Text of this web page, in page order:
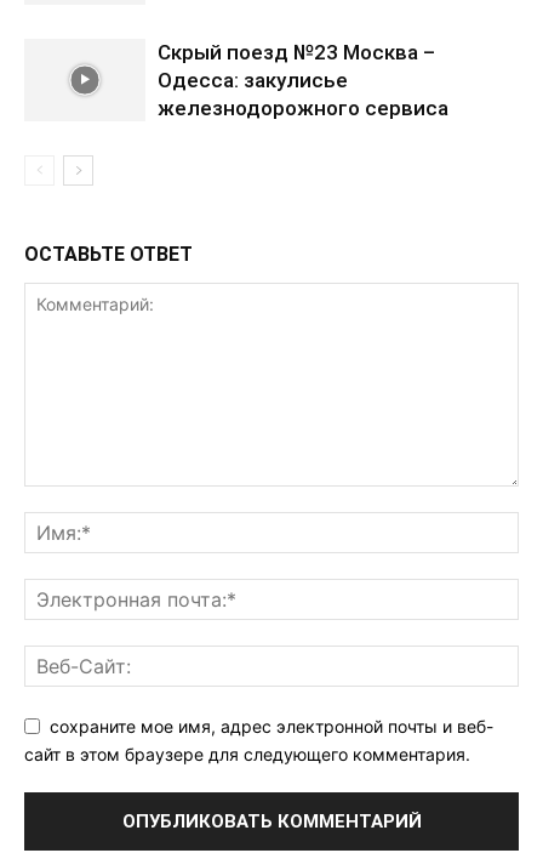
Скрый поезд №23 Москва –
Одесса: закулисье
железнодорожного сервиса
ОСТАВЬТЕ ОТВЕТ
сохраните мое имя, адрес электронной почты и веб-
сайт в этом браузере для следующего комментария.